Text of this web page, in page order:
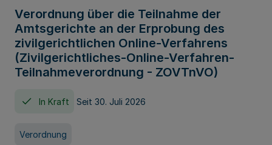
Verordnung über die Teilnahme der
Amtsgerichte an der Erprobung des
zivilgerichtlichen Online-Verfahrens
(Zivilgerichtliches-Online-Verfahren-
Teilnahmeverordnung - ZOVTnVO)
In Kraft Seit 30. Juli 2026
Verordnung